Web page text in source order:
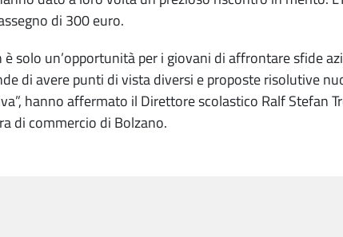
di 300 euro.
è solo un’opportunità per i giovani di affrontare sfide
di avere punti di vista diversi e proposte risolutive
hanno affermato il Direttore scolastico Ralf Stefan
di commercio di Bolzano.